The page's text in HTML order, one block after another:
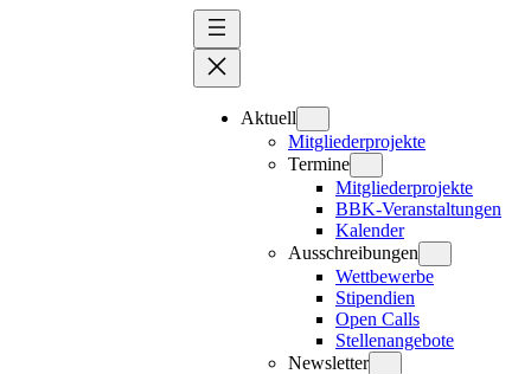
Aktuell
Mitgliederprojekte
Termine
Mitgliederprojekte
BBK-Veranstaltungen
Kalender
Ausschreibungen
Wettbewerbe
Stipendien
Open Calls
Stellenangebote
Newsletter